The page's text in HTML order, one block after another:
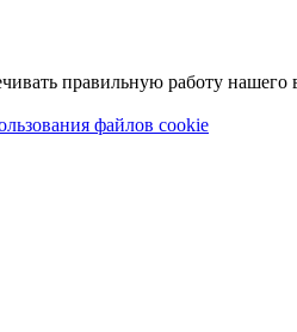
правильную работу нашего
файлов cookie